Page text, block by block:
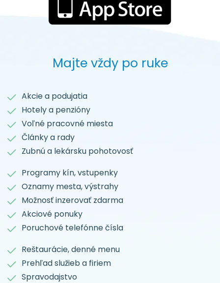
Majte vždy po ruke
Akcie a podujatia
Hotely a penzióny
Voľné pracovné miesta
Články a rady
Zubnú a lekársku pohotovosť
Programy kín, vstupenky
Oznamy mesta, výstrahy
Možnosť inzerovať zdarma
Akciové ponuky
Poruchové telefónne čísla
Reštaurácie, denné menu
Prehľad služieb a firiem
Spravodajstvo